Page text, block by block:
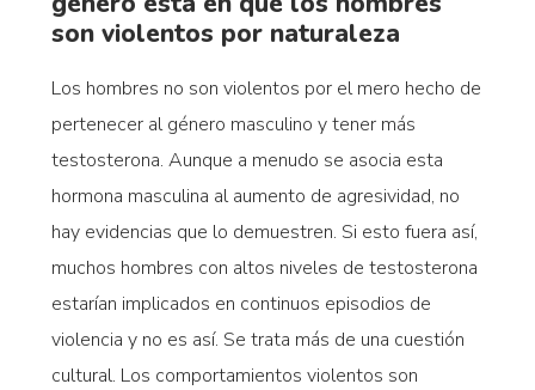
son violentos por naturaleza
Los hombres no son violentos por el mero hecho de
pertenecer al género masculino y tener más
testosterona. Aunque a menudo se asocia esta
hormona masculina al aumento de agresividad, no
hay evidencias que lo demuestren. Si esto fuera así,
muchos hombres con altos niveles de testosterona
estarían implicados en continuos episodios de
violencia y no es así. Se trata más de una cuestión
cultural. Los comportamientos violentos son